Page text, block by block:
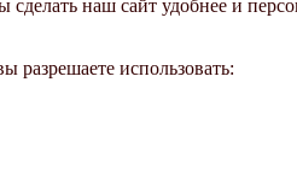
наш сайт удобнее и
разрешаете использовать: